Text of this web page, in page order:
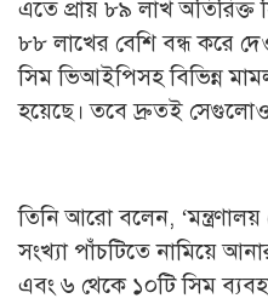
এতে প্রায় ৮৯ লাখ অতিরিক্ত
৮৮ লাখের বেশি বন্ধ করে
সিম ভিআইপিসহ বিভিন্ন
হয়েছে। তবে দ্রুতই সেগুলোও
তিনি আরো বলেন, ‘মন্ত্রণালয়
সংখ্যা পাঁচটিতে নামিয়ে
এবং ৬ থেকে ১০টি সিম